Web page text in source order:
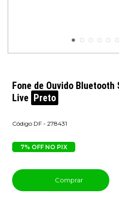
Fone de Ouvido Bluetooth
Live Preto
DF - 278431
7% OFF NO PIX
Comprar